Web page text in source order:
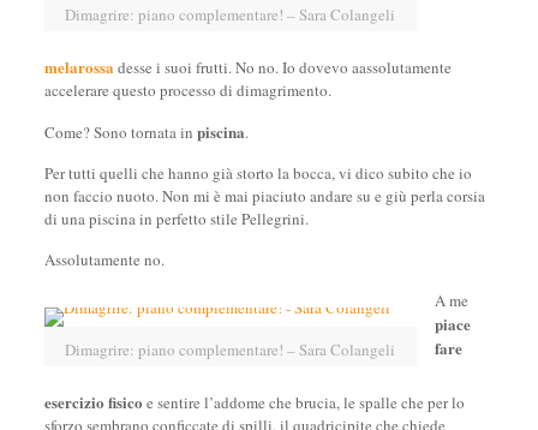
Dimagrire: piano complementare! – Sara Colangeli
melarossa desse i suoi frutti. No no. Io dovevo aassolutamente
accelerare questo processo di dimagrimento.
Come? Sono tornata in piscina.
Per tutti quelli che hanno già storto la bocca, vi dico subito che io
non faccio nuoto. Non mi è mai piaciuto andare su e giù perla corsia
di una piscina in perfetto stile Pellegrini.
Assolutamente no.
Dimagrire: piano complementare! – Sara Colangeli
A me
piace
fare
esercizio fisico e sentire l’addome che brucia, le spalle che per lo
sforzo sembrano conficcate di spilli, il quadricipite che chiede